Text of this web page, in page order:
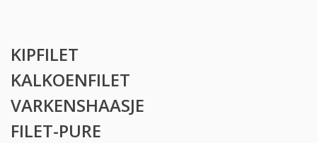
KIPFILET
KALKOENFILET
VARKENSHAASJE
FILET-PURE